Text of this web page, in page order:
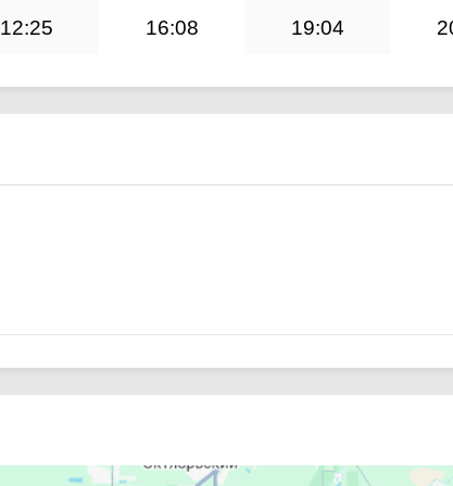
12:25 16:08 19:04